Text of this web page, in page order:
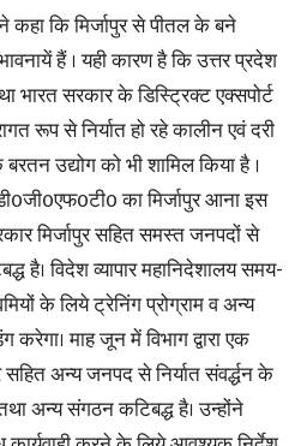
कहा कि मिर्जापुर से पीतल के बने
हैं । यही कारण है कि उत्तर प्रदेश
सरकार के डिस्ट्रिक्ट एक्सपोर्ट
रूप से निर्यात हो रहे कालीन एवं दरी
उद्योग को भी शामिल किया है ।
का मिर्जापुर आना इस
मिर्जापुर सहित समस्त जनपदों से
है। विदेश व्यापार महानिदेशालय समय-
के लिये ट्रेनिंग प्रोग्राम व अन्य
माह जून में विभाग द्वारा एक
सहित अन्य जनपद से निर्यात संवर्द्धन के
अन्य संगठन कटिबद्ध है। उन्होंने